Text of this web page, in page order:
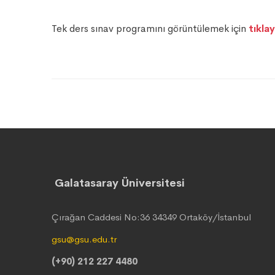
Tek ders sınav programını görüntülemek için
Galatasaray Üniversitesi
Çırağan Caddesi No:36 34349 Ortaköy/İstanbul
gsu@gsu.edu.tr
(+90) 212 227 4480